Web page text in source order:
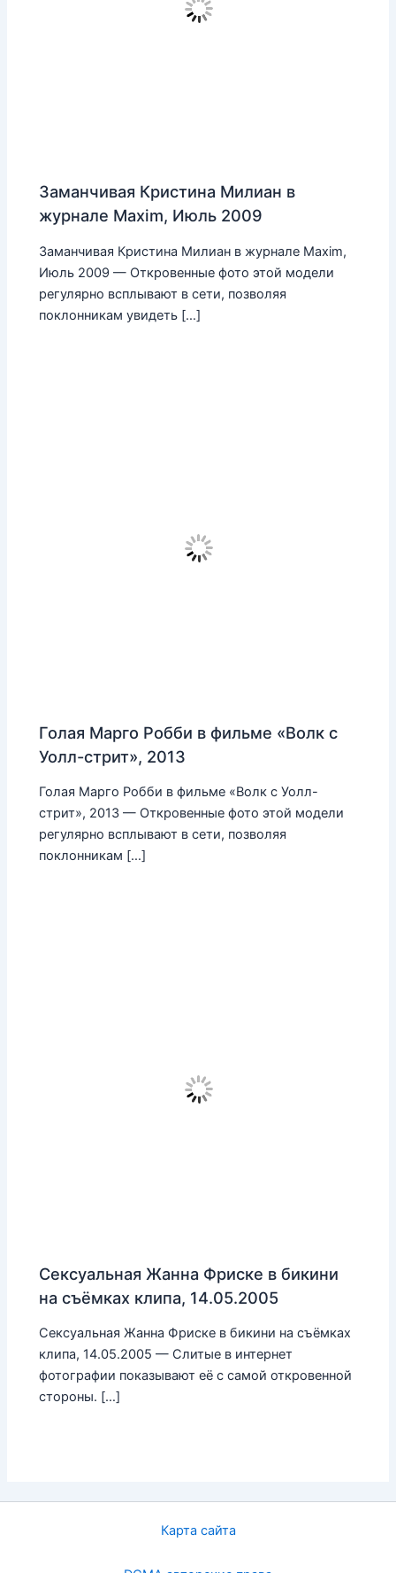
Заманчивая Кристина Милиан в
журнале Maxim, Июль 2009
Заманчивая Кристина Милиан в журнале Maxim,
Июль 2009 — Откровенные фото этой модели
регулярно всплывают в сети, позволяя
поклонникам увидеть […]
Голая Марго Робби в фильме «Волк с
Уолл-стрит», 2013
Голая Марго Робби в фильме «Волк с Уолл-
стрит», 2013 — Откровенные фото этой модели
регулярно всплывают в сети, позволяя
поклонникам […]
Сексуальная Жанна Фриске в бикини
на съёмках клипа, 14.05.2005
Сексуальная Жанна Фриске в бикини на съёмках
клипа, 14.05.2005 — Слитые в интернет
фотографии показывают её с самой откровенной
стороны. […]
Карта сайта